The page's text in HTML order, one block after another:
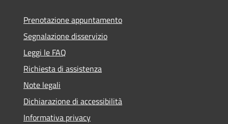
Prenotazione appuntamento
Segnalazione disservizio
Leggi le FAQ
Richiesta di assistenza
Note legali
Dichiarazione di accessibilità
Informativa privacy